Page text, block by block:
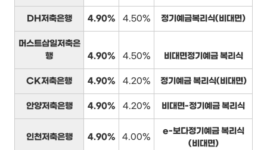
DH저축은행 4.90% 4.50% 정기예금복리식(비대면)
머스트삼일저축은
행
4.90% 4.50% 비대면정기예금 복리식
CK저축은행 4.90% 4.20% 정기예금 복리식(비대면)
안양저축은행 4.90% 4.20% 비대면-정기예금 복리식
인천저축은행 4.90% 4.00%
e-보다정기예금 복리식
(비대면)